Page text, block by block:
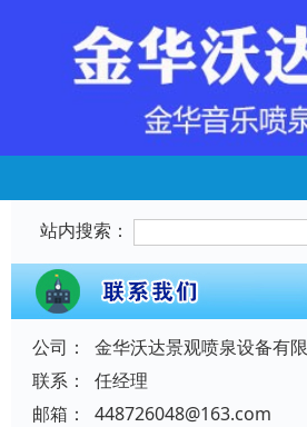
站内搜索：
公司：
金华沃达景观喷泉设备有
联系：
任经理
邮箱：
448726048@163.com